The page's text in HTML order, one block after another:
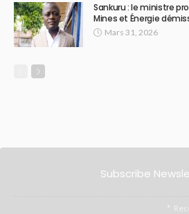
Sankuru : le ministre
Mines et Énergie
Mars 31, 2026
Subscribe